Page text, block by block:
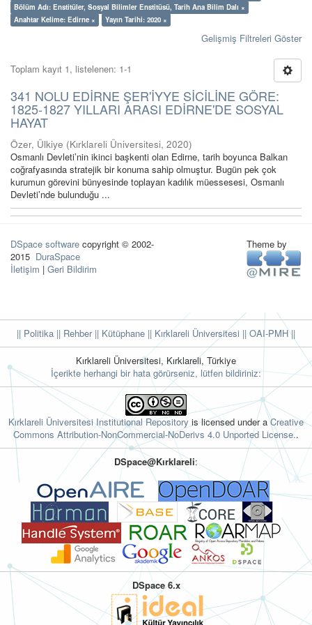
Bölüm Adı: Enstitüler, Sosyal Bilimler Enstitüsü, Tarih Ana Bilim Dalı ×
Anahtar Kelime: Edirne ×
Yayın Tarihi: 2020 ×
Gelişmiş Filtreleri Göster
Toplam kayıt 1, listelenen: 1-1
341 NOLU EDİRNE ŞER'İYYE SİCİLİNE GÖRE:
1825-1827 YILLARI ARASI EDİRNE'DE SOSYAL
HAYAT
Özer, Ülkiye (Kırklareli Üniversitesi, 2020)
Osmanlı Devleti’nin ikinci başkenti olan Edirne, tarih boyunca Balkan
coğrafyasında stratejik bir konuma sahip olmuştur. Bugün pek çok
kurumun görevini bünyesinde toplayan kadılık müessesesi, Osmanlı
Devleti’nde bulunduğu ...
DSpace software copyright © 2002-
2015 DuraSpace
İletişim | Geri Bildirim
Theme by
|| Politika || Rehber|| Kütüphane || Kırklareli Üniversitesi || OAI-PMH ||
Kırklareli Üniversitesi, Kırklareli, Türkiye
İçerikte herhangi bir hata görürseniz, lütfen bildiriniz:
Kırklareli Üniversitesi Institutional Repository is licensed under aCreative
Commons Attribution-NonCommercial-NoDerivs 4.0 Unported License..
DSpace@Kırklareli:
DSpace 6.x